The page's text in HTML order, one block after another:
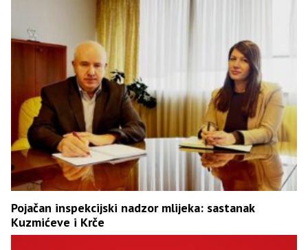
Pojačan inspekcijski nadzor mlijeka: sastanak
Kuzmićeve i Krče